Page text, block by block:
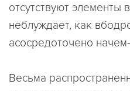
отсутствуют элементы
неблуждает, как
асосредоточено
Весьма